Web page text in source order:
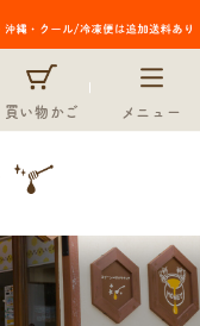
買い物かご メニュー